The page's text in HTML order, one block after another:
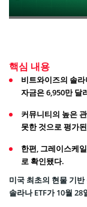
핵심 내용
비트와이즈의 솔
자금은 6,950만 달
커뮤니티의 높은
못한 것으로 평가
한편, 그레이스케
로 확인됐다.
미국 최초의 현물 기
솔라나 ETF가 10월